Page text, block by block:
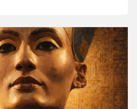
svou upřímností.